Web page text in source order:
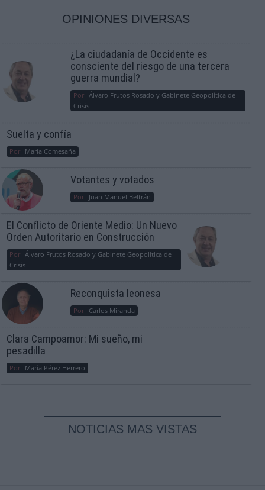
OPINIONES DIVERSAS
¿La ciudadanía de Occidente es
consciente del riesgo de una tercera
guerra mundial?
Por Álvaro Frutos Rosado y Gabinete Geopolítica de
Crisis
Suelta y confía
Por María Comesaña
Votantes y votados
Por Juan Manuel Beltrán
El Conflicto de Oriente Medio: Un Nuevo
Orden Autoritario en Construcción
Por Álvaro Frutos Rosado y Gabinete Geopolítica de
Crisis
Reconquista leonesa
Por Carlos Miranda
Clara Campoamor: Mi sueño, mi
pesadilla
Por María Pérez Herrero
NOTICIAS MAS VISTAS